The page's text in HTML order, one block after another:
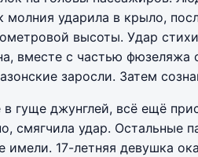
ударила в крыло,
высоты. Удар
вместе с частью фюзеляжа
заросли. Затем
гуще джунглей, всё ещё
смягчила удар. Остальные
17-летняя девушка